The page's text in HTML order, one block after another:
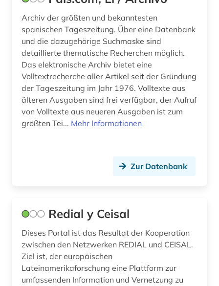
Archiv der größten und bekanntesten
spanischen Tageszeitung. Über eine Datenbank
und die dazugehörige Suchmaske sind
detaillierte thematische Recherchen möglich.
Das elektronische Archiv bietet eine
Volltextrecherche aller Artikel seit der Gründung
der Tageszeitung im Jahr 1976. Volltexte aus
älteren Ausgaben sind frei verfügbar, der Aufruf
von Volltexte aus neueren Ausgaben ist zum
größten Tei... Mehr Informationen
Zur Datenbank
Redial y Ceisal
Dieses Portal ist das Resultat der Kooperation
zwischen den Netzwerken REDIAL und CEISAL.
Ziel ist, der europäischen
Lateinamerikaforschung eine Plattform zur
umfassenden Information und Vernetzung zu